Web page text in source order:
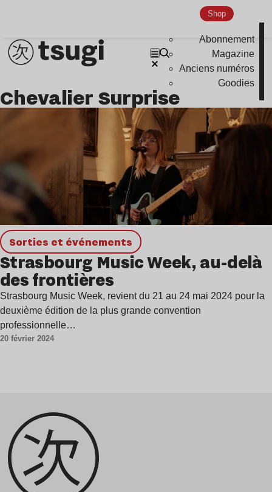
Shop
Abonnement
Magazine
Anciens numéros
Goodies
Nu Jazz
Chevalier Surprise
Sorties et événements
Strasbourg Music Week, au-delà
des frontières
Strasbourg Music Week, revient du 21 au 24 mai 2024 pour la
deuxième édition de la plus grande convention
professionnelle…
20 février 2024